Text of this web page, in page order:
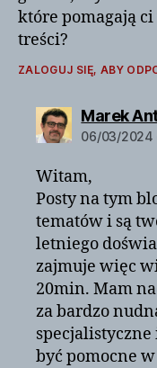
które pomagają
treści?
ZALOGUJ SIĘ, ABY
Marek
06/03/2024
Witam,
Posty na tym
tematów i są
letniego
zajmuje więc
20min. Mam
za bardzo
być pomocne